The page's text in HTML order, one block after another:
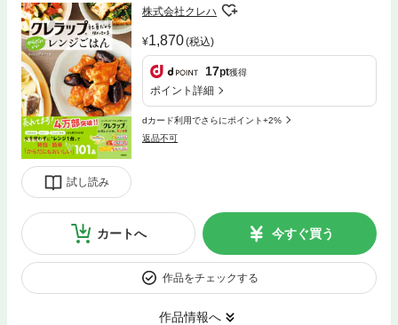
試し読み
株式会社クレハ
1,870(税込)
17pt獲得
ポイント詳細
dカード利用でさらにポイント+2%
返品不可
カートへ 今すぐ買う
作品をチェックする
作品情報へ